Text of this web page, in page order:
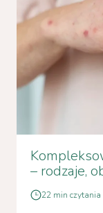
– rodzaje,
22 min czytania